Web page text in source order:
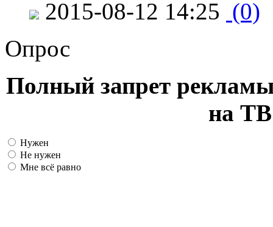
2015-08-12 14:25 (0)
Опрос
Полный запрет
на ТВ
Нужен
Не нужен
Мне всё равно